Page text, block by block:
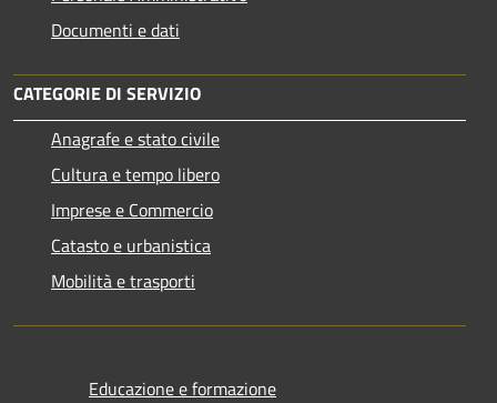
Documenti e dati
CATEGORIE DI SERVIZIO
Anagrafe e stato civile
Cultura e tempo libero
Imprese e Commercio
Catasto e urbanistica
Mobilità e trasporti
Educazione e formazione